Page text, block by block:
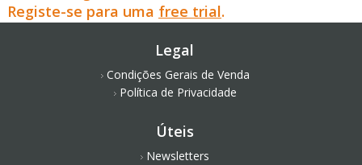
Registe-se para uma free trial.
Legal
Condições Gerais de Venda
Política de Privacidade
Úteis
Newsletters